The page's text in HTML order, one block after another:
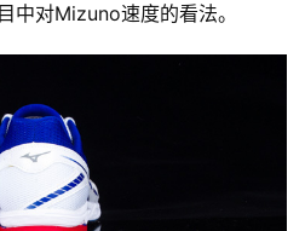
中对Mizuno速度的看法。